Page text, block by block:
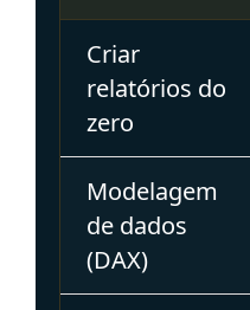
Criar
relatórios do
zero
Modelagem
de dados
(DAX)